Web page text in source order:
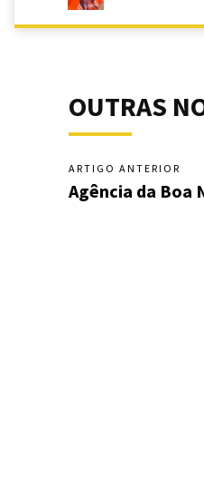
OUTRAS
ARTIGO ANTERIOR
Agência da Boa